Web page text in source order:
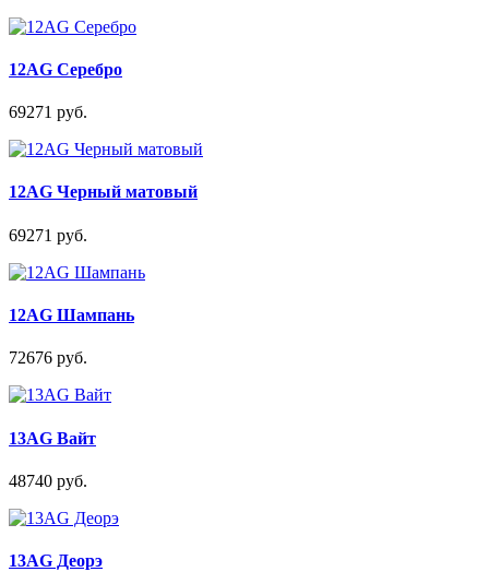
12AG Серебро
69271 руб.
12AG Черный матовый
69271 руб.
12AG Шампань
72676 руб.
13AG Вайт
48740 руб.
13AG Деорэ